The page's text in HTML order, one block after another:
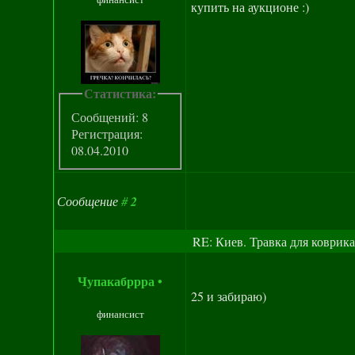
Статистика:
Сообщений: 8
Регистрация:
08.04.2010
купить на аукционе :)
Сообщение#2
RE: Киев. Травка для
Чупакабррра•
финансист
25 и забираю)